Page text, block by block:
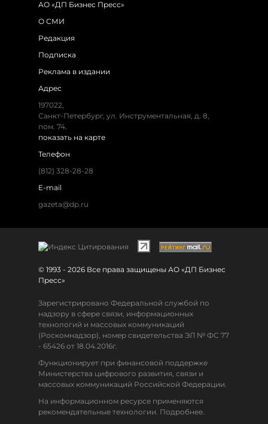
АО «ДП Бизнес Пресс»
О СМИ
Редакция
Подписка
Реклама в издании
Адрес
197022,
Санкт-Петербург, ул. Инструментальная, д. 8,
пом. 74.
показать на карте
Телефон
(812) 328-28-28
E-mail
gazeta@dp.ru
© 1993 - 2026 Все права защищены АО «ДП Бизнес
Пресс»
Зарегистрировано Федеральной службой по
надзору в сфере связи, информационных
технологий и массовых коммуникаций
(Роскомнадзор), номер свидетельства ЭЛ № ФС 77
- 65426 от 18.04.2016г.
Функционирует при финансовой поддержке
Министерства цифрового развития, связи и
массовых коммуникаций Российской Федерации.
На информационном ресурсе применяются
рекомендательные технологии. Подробнее.